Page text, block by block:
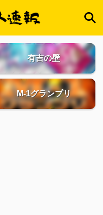
有吉の壁
M-1グランプリ